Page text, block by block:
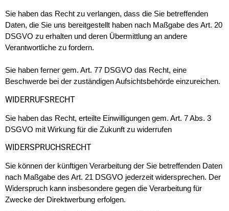
Sie haben das Recht zu verlangen, dass die Sie betreffenden
Daten, die Sie uns bereitgestellt haben nach Maßgabe des Art. 20
DSGVO zu erhalten und deren Übermittlung an andere
Verantwortliche zu fordern.
Sie haben ferner gem. Art. 77 DSGVO das Recht, eine
Beschwerde bei der zuständigen Aufsichtsbehörde einzureichen.
WIDERRUFSRECHT
Sie haben das Recht, erteilte Einwilligungen gem. Art. 7 Abs. 3
DSGVO mit Wirkung für die Zukunft zu widerrufen
WIDERSPRUCHSRECHT
Sie können der künftigen Verarbeitung der Sie betreffenden Daten
nach Maßgabe des Art. 21 DSGVO jederzeit widersprechen. Der
Widerspruch kann insbesondere gegen die Verarbeitung für
Zwecke der Direktwerbung erfolgen.